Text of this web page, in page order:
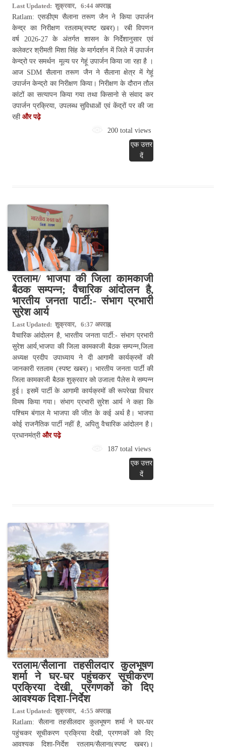
Last Updated: शुक्रवार, 6:44 अपराह्न
Ratlam: एसडीएम सैलाना तरूण जैन ने किया उपार्जन
केन्द्र का निरीक्षण रतलाम(स्पष्ट खबर)। रबी विपणन
वर्ष 2026-27 के अंतर्गत शासन के निर्देशानुसार एवं
कलेक्टर श्रीमती मिशा सिंह के मार्गदर्शन में जिले में उपार्जन
केन्द्रो पर समर्थन मूल्य पर गेहूं उपार्जन किया जा रहा है ।
आज SDM सैलाना तरूण जैन ने सैलाना क्षेत्र में गेहूं
उपार्जन केन्द्रो का निरीक्षण किया। निरीक्षण के दौरान तौल
कांटों का सत्यापन किया गया तथा किसानो से संवाद कर
उपार्जन प्रक्रिया, उपलब्ध सुविधाओं एवं केंद्रों पर की जा
रही और पढ़े
200 total views
एक उत्तर
दें
रतलाम/ भाजपा की जिला कामकाजी
बैठक सम्पन्न; वैचारिक आंदोलन है,
भारतीय जनता पार्टी:- संभाग प्रभारी
सुरेश आर्य
Last Updated: शुक्रवार, 6:37 अपराह्न
वैचारिक आंदोलन है, भारतीय जनता पार्टी:- संभाग प्रभारी
सुरेश आर्य,भाजपा की जिला कामकाजी बैठक सम्पन्न,जिला
अध्यक्ष प्रदीप उपाध्याय ने दी आगामी कार्यक्रमों की
जानकारी रतलाम (स्पष्ट खबर)। भारतीय जनता पार्टी की
जिला कामकाजी बैठक शुक्रवार को उजाला पैलेस मे सम्पन्न
हुई। इसमें पार्टी के आगामी कार्यक्रमों की रूपरेखा विचार
विमष किया गया। संभाग प्रभारी सुरेश आर्य ने कहा कि
पश्चिम बंगाल मे भाजपा की जीत के कई अर्थ है। भाजपा
कोई राजनैतिक पार्टी नहीं है, अपितु वैचारिक आंदोलन है।
प्रधानमंत्री और पढ़े
187 total views
एक उत्तर
दें
रतलाम/सैलाना तहसीलदार कुलभूषण
शर्मा ने घर-घर पहुंचकर सूचीकरण
प्रक्रिया देखी, प्रगणकों को दिए
आवश्यक दिशा-निर्देश
Last Updated: शुक्रवार, 4:55 अपराह्न
Ratlam: सैलाना तहसीलदार कुलभूषण शर्मा ने घर-घर
पहुंचकर सूचीकरण प्रक्रिया देखी, प्रगणकों को दिए
आवश्यक दिशा-निर्देश रतलाम/सैलाना(स्पष्ट खबर)।